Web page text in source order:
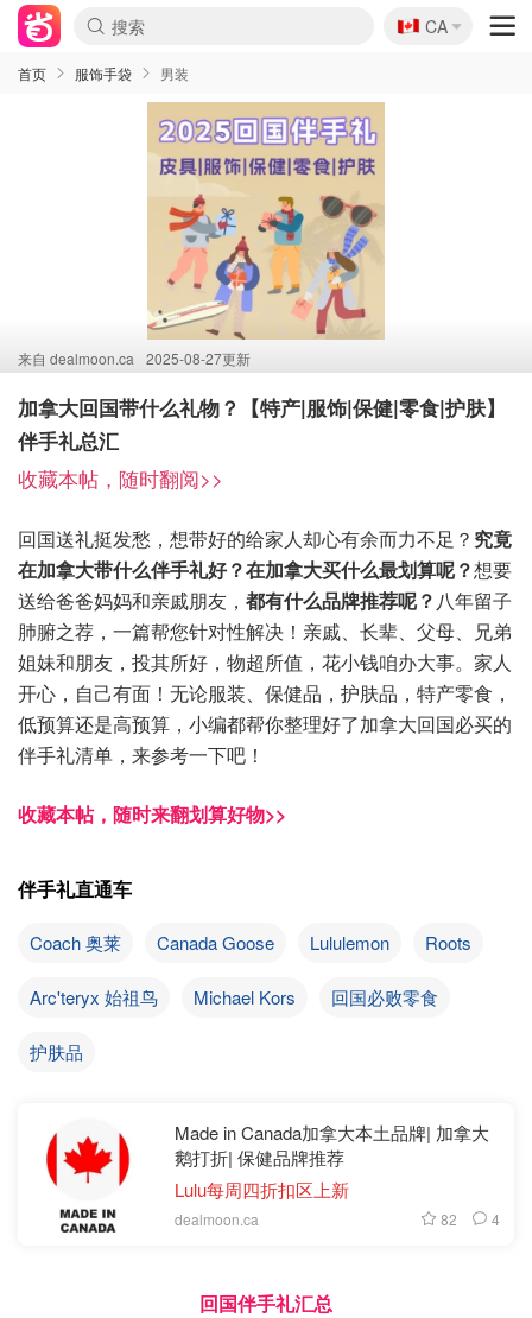
🇨🇦
CA
首页 服饰手袋 男装
来自 dealmoon.ca 2025-08-27更新
加拿大回国带什么礼物？【特产|服饰|保健|零食|护肤】
伴手礼总汇
收藏本帖，随时翻阅>>
回国送礼挺发愁，想带好的给家人却心有余而力不足？ 究竟
在加拿大带什么伴手礼好？在加拿大买什么最划算呢？想要
送给爸爸妈妈和亲戚朋友， 都有什么品牌推荐呢？ 八年留子
肺腑之荐，一篇帮您针对性解决！亲戚、长辈、父母、兄弟
姐妹和朋友，投其所好，物超所值，花小钱咱办大事。家人
开心，自己有面！无论服装、保健品，护肤品，特产零食，
低预算还是高预算，小编都帮你整理好了加拿大回国必买的
伴手礼清单，来参考一下吧！
收藏本帖，随时来翻划算好物>>
伴手礼直通车
Coach 奥莱 Canada Goose Lululemon Roots
Arc'teryx 始祖鸟 Michael Kors 回国必败零食
护肤品
Made in Canada加拿大本土品牌| 加拿大
鹅打折| 保健品牌推荐
Lulu每周四折扣区上新
dealmoon.ca 82 4
回国伴手礼汇总